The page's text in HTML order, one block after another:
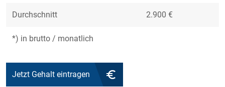
Durchschnitt 2.900 €
*) in brutto / monatlich
Jetzt Gehalt eintragen